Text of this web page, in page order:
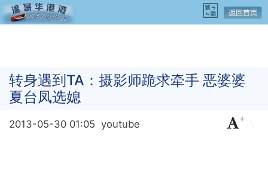
转身遇到TA：摄影师跪求牵手 恶婆婆
夏台凤选媳
2013-05-30 01:05 youtube +